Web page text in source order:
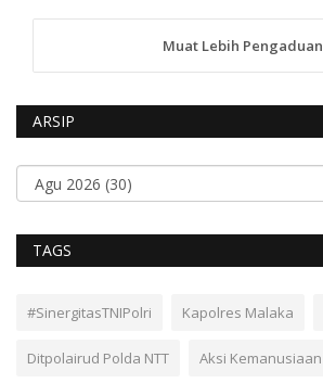
Muat Lebih Pengaduan
ARSIP
TAGS
#SinergitasTNIPolri Kapolres Malaka
Ditpolairud Polda NTT Aksi Kemanusiaan